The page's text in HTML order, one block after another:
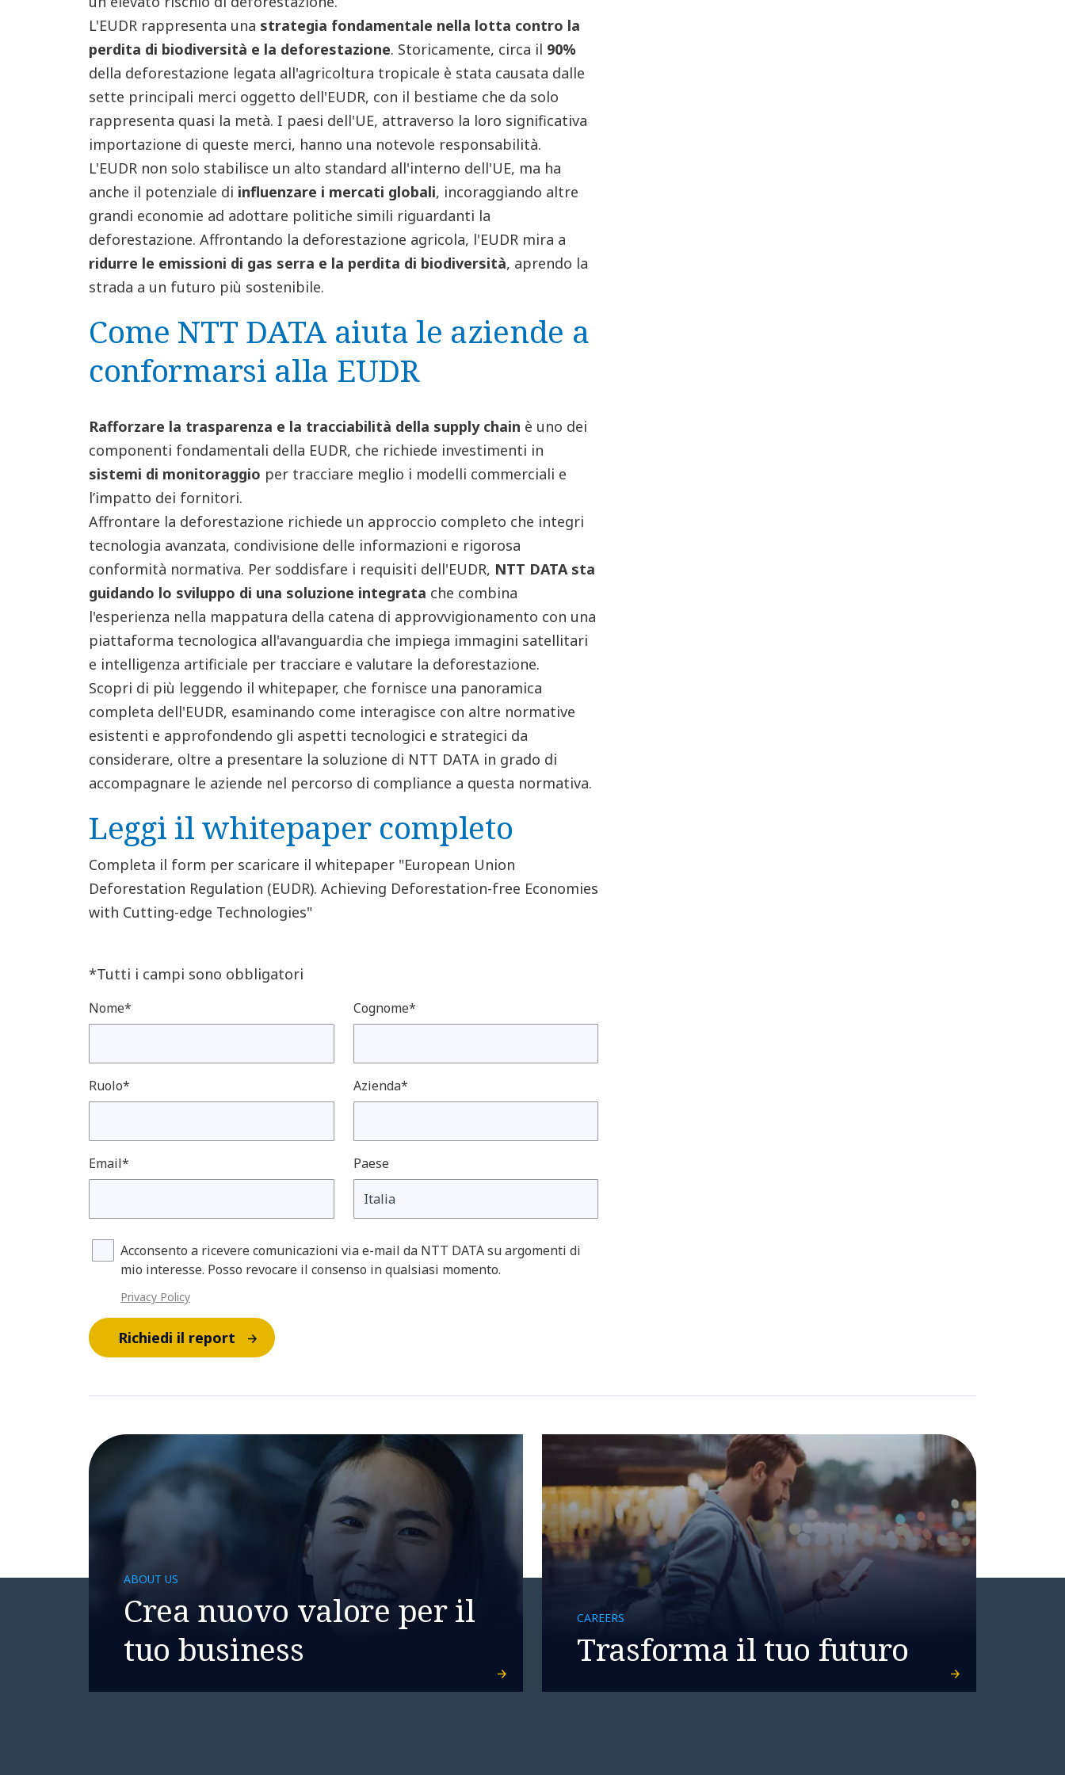
L'EUDR rappresenta una strategia fondamentale nella lotta contro la
perdita di biodiversità e la deforestazione. Storicamente, circa il 90%
della deforestazione legata all'agricoltura tropicale è stata causata dalle
sette principali merci oggetto dell'EUDR, con il bestiame che da solo
rappresenta quasi la metà. I paesi dell'UE, attraverso la loro significativa
importazione di queste merci, hanno una notevole responsabilità.
L'EUDR non solo stabilisce un alto standard all'interno dell'UE, ma ha
anche il potenziale di influenzare i mercati globali, incoraggiando altre
grandi economie ad adottare politiche simili riguardanti la
deforestazione. Affrontando la deforestazione agricola, l'EUDR mira a
ridurre le emissioni di gas serra e la perdita di biodiversità, aprendo la
strada a un futuro più sostenibile.
Come NTT DATA aiuta le aziende a
conformarsi alla EUDR
Rafforzare la trasparenza e la tracciabilità della supply chain è uno dei
componenti fondamentali della EUDR, che richiede investimenti in
sistemi di monitoraggio per tracciare meglio i modelli commerciali e
l’impatto dei fornitori.
Affrontare la deforestazione richiede un approccio completo che integri
tecnologia avanzata, condivisione delle informazioni e rigorosa
conformità normativa. Per soddisfare i requisiti dell'EUDR, NTT DATA sta
guidando lo sviluppo di una soluzione integrata che combina
l'esperienza nella mappatura della catena di approvvigionamento con una
piattaforma tecnologica all'avanguardia che impiega immagini satellitari
e intelligenza artificiale per tracciare e valutare la deforestazione.
Scopri di più leggendo il whitepaper, che fornisce una panoramica
completa dell'EUDR, esaminando come interagisce con altre normative
esistenti e approfondendo gli aspetti tecnologici e strategici da
considerare, oltre a presentare la soluzione di NTT DATA in grado di
accompagnare le aziende nel percorso di compliance a questa normativa.
Leggi il whitepaper completo
Completa il form per scaricare il whitepaper "European Union
Deforestation Regulation (EUDR). Achieving Deforestation-free Economies
with Cutting-edge Technologies"
*Tutti i campi sono obbligatori
Nome* Cognome*
Ruolo* Azienda*
Email* Paese
Acconsento a ricevere comunicazioni via e-mail da NTT DATA su argomenti di
mio interesse. Posso revocare il consenso in qualsiasi momento.
Privacy Policy
Richiedi il report
ABOUT US
Crea nuovo valore per il
tuo business
CAREERS
Trasforma il tuo futuro